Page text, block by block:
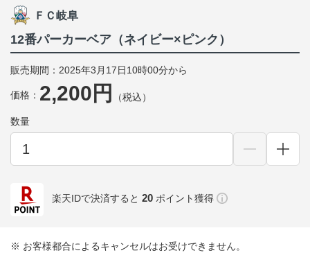
ＦＣ岐阜
12番パーカーベア（ネイビー×ピンク）
販売期間：2025年3月17日10時00分から
価格： 2,200円 （税込）
数量
楽天IDで決済すると 20 ポイント獲得
※ お客様都合によるキャンセルはお受けできません。